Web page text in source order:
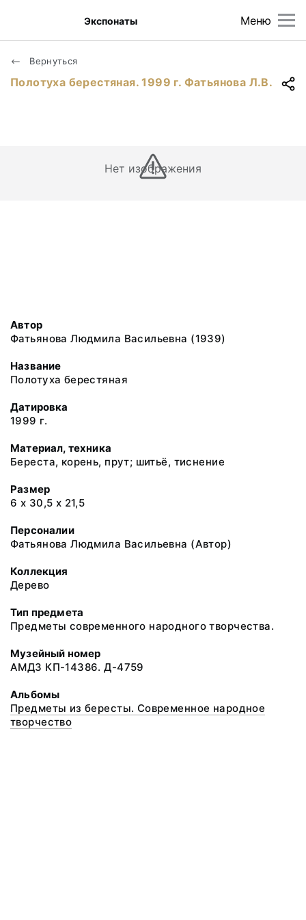
Меню
Экспонаты
Вернуться
Полотуха берестяная. 1999 г. Фатьянова Л.В.
Нет изображения
Автор
Фатьянова Людмила Васильевна (1939)
Название
Полотуха берестяная
Датировка
1999 г.
Материал, техника
Береста, корень, прут; шитьё, тиснение
Размер
6 х 30,5 х 21,5
Персоналии
Фатьянова Людмила Васильевна (Автор)
Коллекция
Дерево
Тип предмета
Предметы современного народного творчества.
Музейный номер
АМДЗ КП-14386. Д-4759
Альбомы
Предметы из бересты. Современное народное
творчество